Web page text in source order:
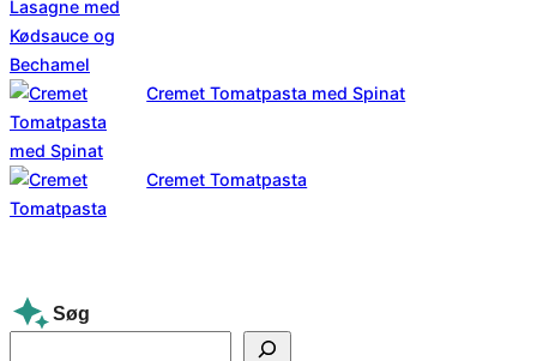
Cremet Tomatpasta med Spinat
Cremet Tomatpasta
Søg